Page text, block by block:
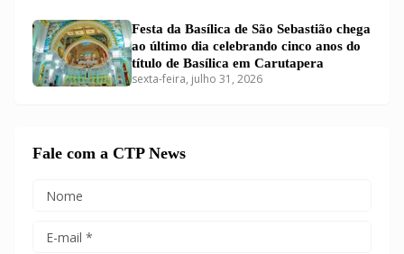
Festa da Basílica de São Sebastião chega
ao último dia celebrando cinco anos do
título de Basílica em Carutapera
sexta-feira, julho 31, 2026
Fale com a CTP News